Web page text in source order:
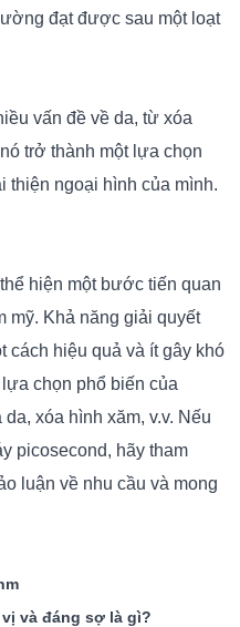
đạt được sau một loạt
vấn đề về da, từ xóa
trở thành một lựa chọn
thiện ngoại hình của mình.
hiện một bước tiến quan
mỹ. Khả năng giải quyết
cách hiệu quả và ít gây khó
chọn phổ biến của
xóa hình xăm, v.v. Nếu
picosecond, hãy tham
luận về nhu cầu và mong
và đáng sợ là gì?